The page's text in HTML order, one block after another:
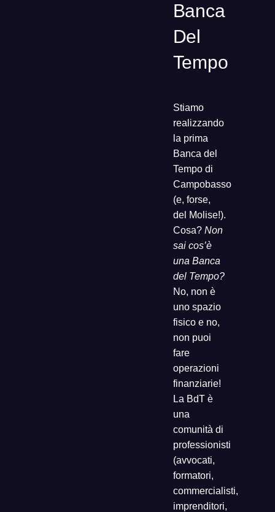
Banca
Del
Tempo
Stiamo
realizzando
la prima
Banca del
Tempo di
Campobasso
(e, forse,
del Molise!).
Cosa? Non
sai cos’è
una Banca
del Tempo?
No, non è
uno spazio
fisico e no,
non puoi
fare
operazioni
finanziarie!
La BdT è
una
comunità di
professionisti
(avvocati,
formatori,
commercialisti,
imprenditori,